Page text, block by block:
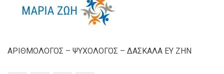
ΑΡΙΘΜΟΛΟΓΟΣ – ΨΥΧΟΛΟΓΟΣ – ΔΑΣΚΑΛΑ ΕΥ ΖΗΝ